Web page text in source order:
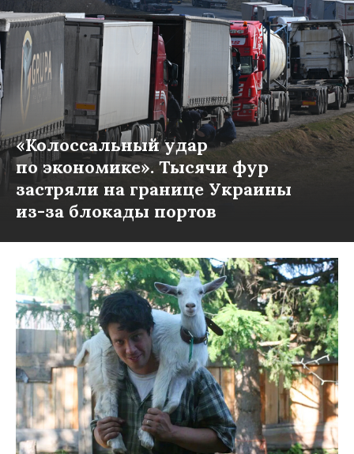
«Колоссальный удар
по экономике». Тысячи фур
застряли на границе Украины
из-за блокады портов